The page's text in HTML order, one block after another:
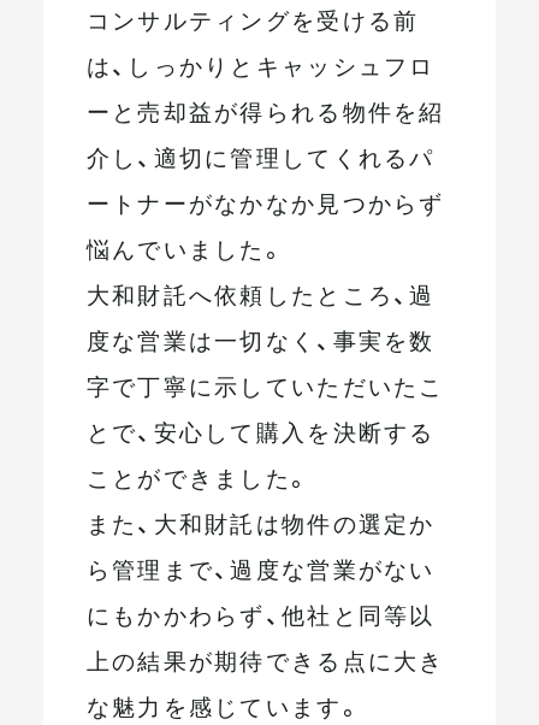
コンサルティングを受ける前
は、しっかりとキャッシュフロ
ーと売却益が得られる物件を紹
介し、適切に管理してくれるパ
ートナーがなかなか見つからず
悩んでいました。
大和財託へ依頼したところ、過
度な営業は一切なく、事実を数
字で丁寧に示していただいたこ
とで、安心して購入を決断する
ことができました。
また、大和財託は物件の選定か
ら管理まで、過度な営業がない
にもかかわらず、他社と同等以
上の結果が期待できる点に大き
な魅力を感じています。